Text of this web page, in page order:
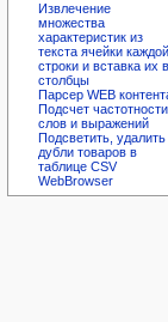
Извлечение
множества
характеристик из
текста ячейки каждой
строки и вставка их в
столбцы
Парсер WEB
Подсчет частотности
слов и выражений
Подсветить, удалить
дубли товаров в
таблице CSV
WebBrowser